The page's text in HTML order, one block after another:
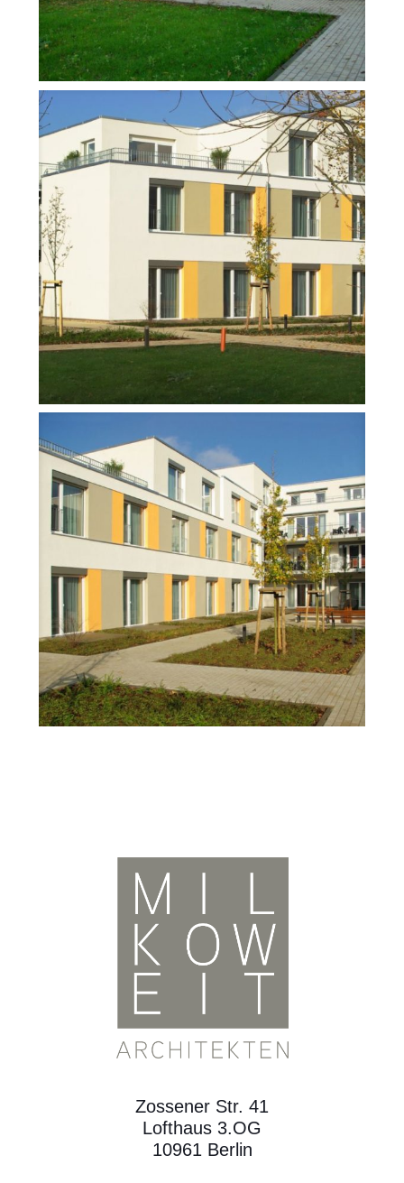
Zossener Str. 41
Lofthaus 3.OG
10961 Berlin